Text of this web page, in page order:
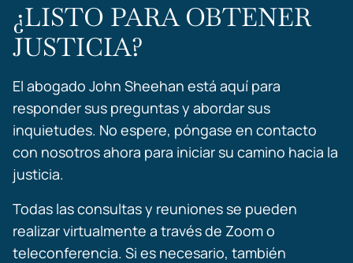
¿LISTO PARA OBTENER
JUSTICIA?
El abogado John Sheehan está aquí para
responder sus preguntas y abordar sus
inquietudes. No espere, póngase en contacto
con nosotros ahora para iniciar su camino hacia la
justicia.
Todas las consultas y reuniones se pueden
realizar virtualmente a través de Zoom o
teleconferencia. Si es necesario, también